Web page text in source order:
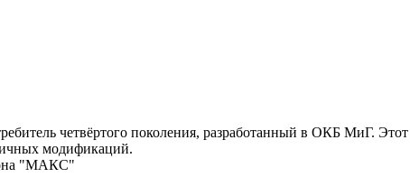
четвёртого поколения, разработанный в ОКБ МиГ.
модификаций.
"МАКС"